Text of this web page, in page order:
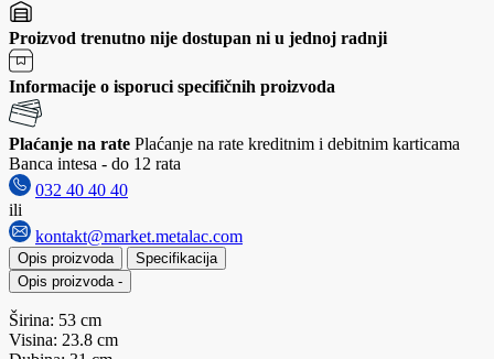
Proizvod trenutno nije dostupan ni u jednoj radnji
Informacije o isporuci specifičnih proizvoda
Plaćanje na rate Plaćanje na rate kreditnim i debitnim karticama
Banca intesa - do 12 rata
032 40 40 40
ili
kontakt@market.metalac.com
Opis proizvoda
Specifikacija
Opis proizvoda -
Širina: 53 cm
Visina: 23.8 cm